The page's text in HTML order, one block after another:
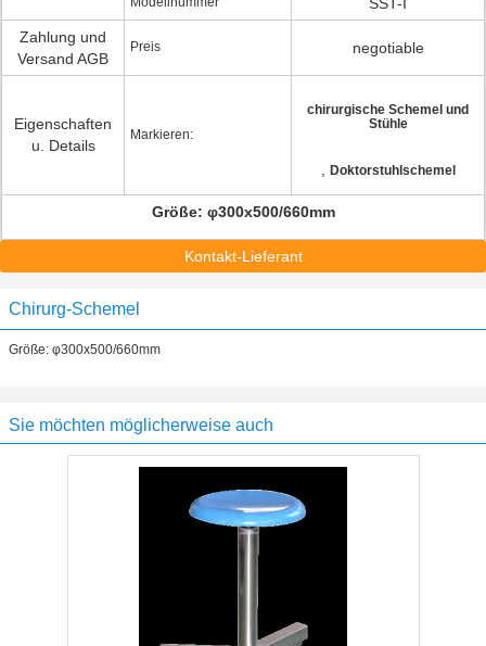
Zahlung und
Versand AGB
Preis negotiable
Eigenschaften
u. Details
Markieren:
chirurgische Schemel und
Stühle
Doktorstuhlschemel
Größe: φ300x500/660mm
Kontakt-Lieferant
Chirurg-Schemel
Größe: φ300x500/660mm
Sie möchten möglicherweise auch